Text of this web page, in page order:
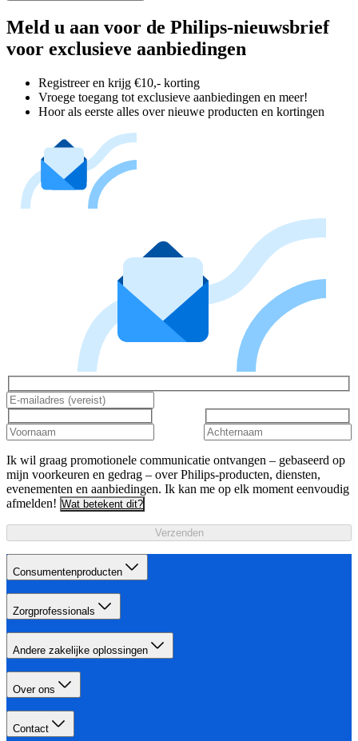
Meld u aan voor de Philips-nieuwsbrief
voor exclusieve aanbiedingen
Registreer en krijg €10,- korting
Vroege toegang tot exclusieve aanbiedingen en meer!
Hoor als eerste alles over nieuwe producten en kortingen
Ik wil graag promotionele communicatie ontvangen – gebaseerd op
mijn voorkeuren en gedrag – over Philips-producten, diensten,
evenementen en aanbiedingen. Ik kan me op elk moment eenvoudig
afmelden! Wat betekent dit?
Verzenden
Consumentenproducten
Zorgprofessionals
Andere zakelijke oplossingen
Over ons
Contact